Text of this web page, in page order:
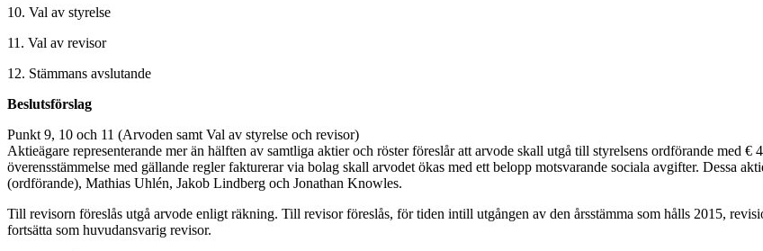
10. Val av styrelse
11. Val av revisor
12. Stämmans avslutande
Beslutsförslag
Punkt 9, 10 och 11 (Arvoden samt Val av styrelse och revisor)
Aktieägare representerande mer än hälften av samtliga aktier och röster föreslår att arvode skall utgå till styrelsens ordförande med
överensstämmelse med gällande regler fakturerar via bolag skall arvodet ökas med ett belopp motsvarande sociala avgifter. Dessa
(ordförande), Mathias Uhlén, Jakob Lindberg och Jonathan Knowles.
Till revisorn föreslås utgå arvode enligt räkning. Till revisor föreslås, för tiden intill utgången av den årsstämma som hålls 2015,
fortsätta som huvudansvarig revisor.